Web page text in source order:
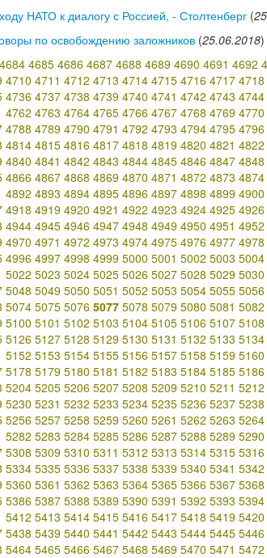
НАТО к диалогу с Россией, - Столтенберг (
по освобождению заложников (25.06.2018)
4684 4685 4686 4687 4688 4689 4690 4691 4692
4710 4711 4712 4713 4714 4715 4716 4717 4718
4736 4737 4738 4739 4740 4741 4742 4743 4744
4762 4763 4764 4765 4766 4767 4768 4769 4770
4788 4789 4790 4791 4792 4793 4794 4795 4796
4814 4815 4816 4817 4818 4819 4820 4821 4822
4840 4841 4842 4843 4844 4845 4846 4847 4848
4866 4867 4868 4869 4870 4871 4872 4873 4874
4892 4893 4894 4895 4896 4897 4898 4899 4900
4918 4919 4920 4921 4922 4923 4924 4925 4926
4944 4945 4946 4947 4948 4949 4950 4951 4952
4970 4971 4972 4973 4974 4975 4976 4977 4978
4996 4997 4998 4999 5000 5001 5002 5003 5004
5022 5023 5024 5025 5026 5027 5028 5029 5030
5048 5049 5050 5051 5052 5053 5054 5055 5056
5074 5075 5076 5077 5078 5079 5080 5081 5082
5100 5101 5102 5103 5104 5105 5106 5107 5108
5126 5127 5128 5129 5130 5131 5132 5133 5134
5152 5153 5154 5155 5156 5157 5158 5159 5160
5178 5179 5180 5181 5182 5183 5184 5185 5186
5204 5205 5206 5207 5208 5209 5210 5211 5212
5230 5231 5232 5233 5234 5235 5236 5237 5238
5256 5257 5258 5259 5260 5261 5262 5263 5264
5282 5283 5284 5285 5286 5287 5288 5289 5290
5308 5309 5310 5311 5312 5313 5314 5315 5316
5334 5335 5336 5337 5338 5339 5340 5341 5342
5360 5361 5362 5363 5364 5365 5366 5367 5368
5386 5387 5388 5389 5390 5391 5392 5393 5394
5412 5413 5414 5415 5416 5417 5418 5419 5420
5438 5439 5440 5441 5442 5443 5444 5445 5446
5464 5465 5466 5467 5468 5469 5470 5471 5472